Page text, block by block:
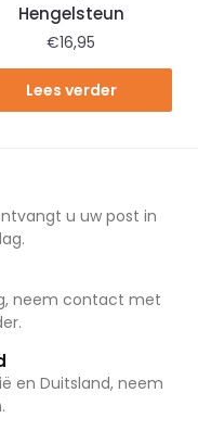
Hengelsteun
€16,95
Lees verder
u uw post in
neem contact met
en Duitsland, neem